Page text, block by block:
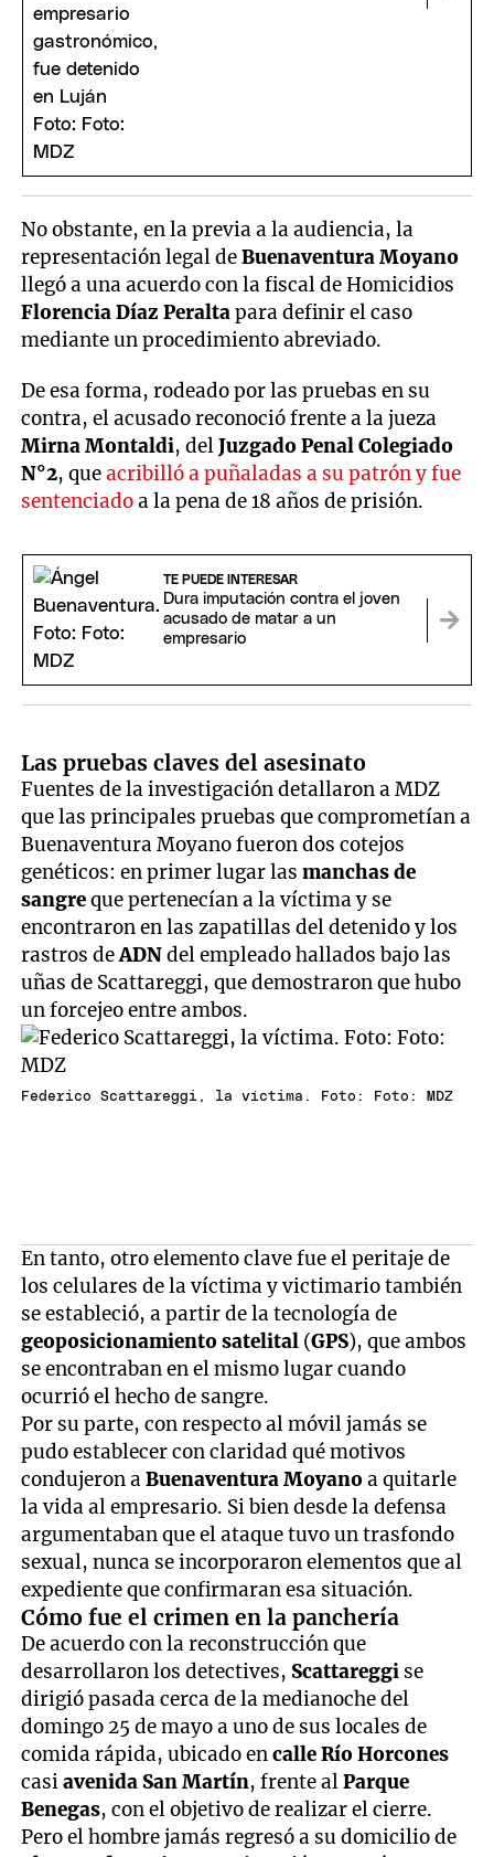
No obstante, en la previa a la audiencia, la
representación legal deBuenaventura Moyano
llegó a una acuerdo con la fiscal de Homicidios
Florencia Díaz Peraltapara definir el caso
mediante un procedimiento abreviado.
De esa forma, rodeado por las pruebas en su
contra, el acusado reconoció frente a la jueza
Mirna Montaldi, delJuzgado Penal Colegiado
N°2, queacribilló a puñaladas a su patrón y fue
sentenciadoa la pena de 18 años de prisión.
TE PUEDE INTERESAR
Dura imputación contra el joven
acusado de matar a un
empresario
Las pruebas claves del asesinato
Fuentes de la investigación detallaron a MDZ
que las principales pruebas que comprometían a
Buenaventura Moyano fueron dos cotejos
genéticos: en primer lugar las manchas de
sangreque pertenecían a la víctima y se
encontraron en las zapatillas del detenido y los
rastros deADNdel empleado hallados bajo las
uñas de Scattareggi, que demostraron que hubo
un forcejeo entre ambos.
Federico Scattareggi, la víctima. Foto: Foto: MDZ
En tanto, otro elemento clave fue el peritaje de
los celulares de la víctima y victimario también
se estableció, a partir de la tecnología de
geoposicionamiento satelital (GPS), que ambos
se encontraban en el mismo lugar cuando
ocurrió el hecho de sangre.
Por su parte, con respecto al móvil jamás se
pudo establecer con claridad qué motivos
condujeron aBuenaventura Moyanoa quitarle
la vida al empresario. Si bien desde la defensa
argumentaban que el ataque tuvo un trasfondo
sexual, nunca se incorporaron elementos que al
expediente que confirmaran esa situación.
Cómo fue el crimen en la panchería
De acuerdo con la reconstrucción que
desarrollaron los detectives, Scattareggi se
dirigió pasada cerca de la medianoche del
domingo 25 de mayo a uno de sus locales de
comida rápida, ubicado encalle Río Horcones
casiavenida San Martín, frente alParque
Benegas, con el objetivo de realizar el cierre.
Pero el hombre jamás regresó a su domicilio de